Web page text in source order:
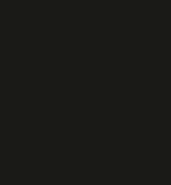
vontade de ser
milhões a fundo